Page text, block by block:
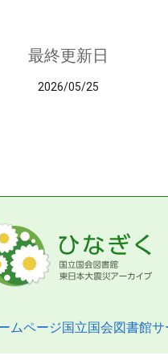
最終更新日
2026/05/25
ムページ国立国会図書館サ